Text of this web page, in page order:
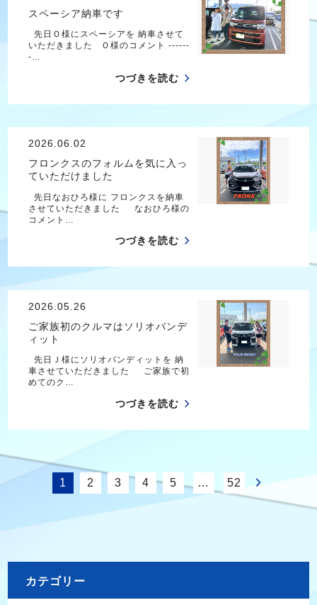
スペーシア納車です
先日Ｏ様にスペーシアを 納車させて
いただきました Ｏ様のコメント ------
-…
つづきを読む
2026.06.02
フロンクスのフォルムを気に入っ
ていただけました
先日なおひろ様に フロンクスを納車
させていただきました なおひろ様の
コメント…
つづきを読む
2026.05.26
ご家族初のクルマはソリオバンデ
ィット
先日Ｊ様にソリオバンディットを 納
車させていただきました ご家族で初
めてのク…
つづきを読む
1 2 3 4 5 … 52
カテゴリー